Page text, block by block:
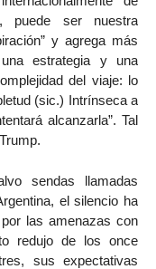
puede ser nuestra
y agrega más
estrategia y una
del viaje: lo
(sic.) Intrínseca a
alcanzarla”. Tal
sendas llamadas
el silencio ha
las amenazas con
redujo de los once
sus expectativas